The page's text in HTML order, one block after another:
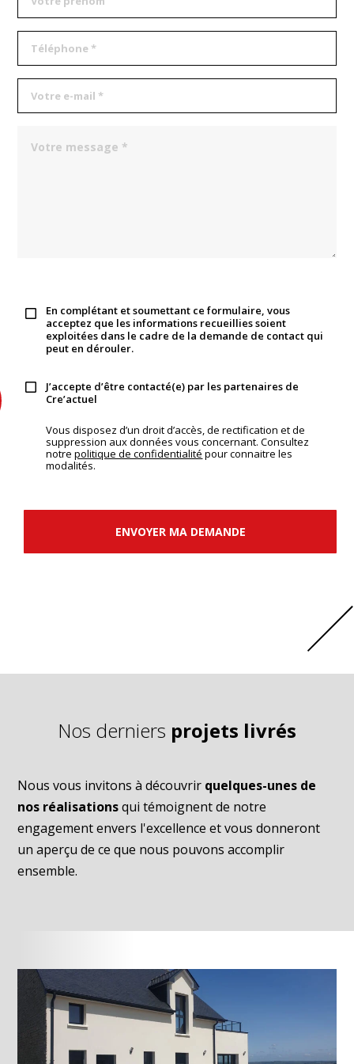
En complétant et soumettant ce formulaire, vous
acceptez que les informations recueillies soient
exploitées dans le cadre de la demande de contact qui
peut en dérouler.
J’accepte d’être contacté(e) par les partenaires de
Cre’actuel
Vous disposez d’un droit d’accès, de rectification et de
suppression aux données vous concernant. Consultez
notrepolitique de confidentialité pour connaitre les
modalités.
ENVOYER MA DEMANDE
Nos derniers projets livrés
Nous vous invitons à découvrir quelques-unes de
nos réalisationsqui témoignent de notre
engagement envers l'excellence et vous donneront
un aperçu de ce que nous pouvons accomplir
ensemble.